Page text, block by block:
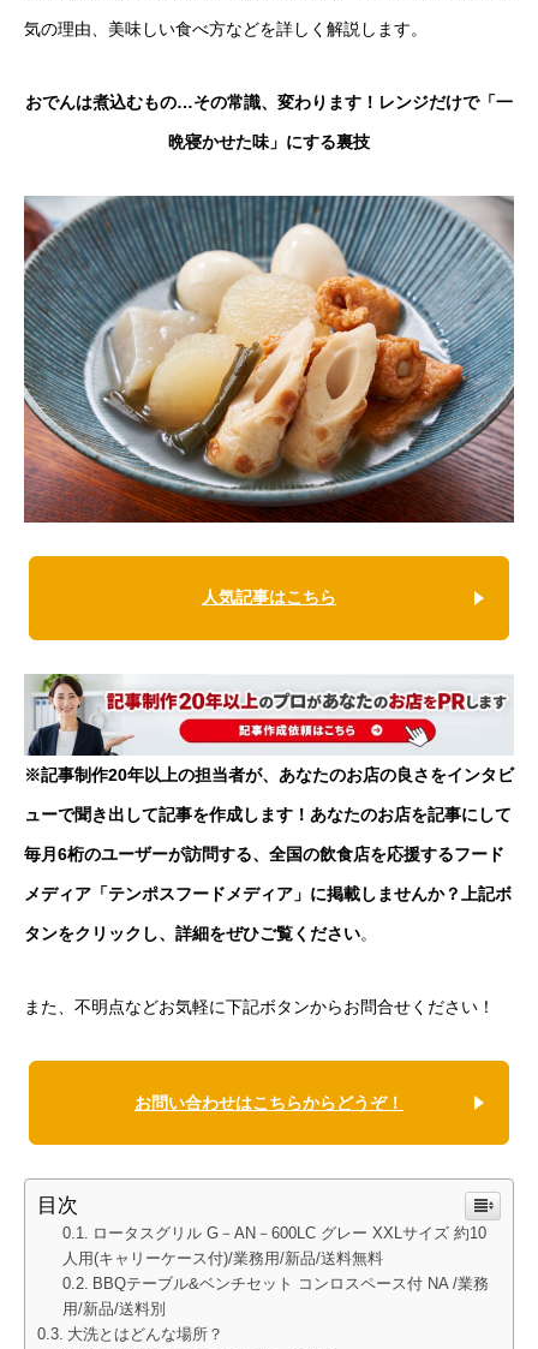
気の理由、美味しい食べ方などを詳しく解説します。
おでんは煮込むもの…その常識、変わります！レンジだけで「一
晩寝かせた味」にする裏技
人気記事はこちら
※記事制作20年以上の担当者が、あなたのお店の良さをインタビ
ューで聞き出して記事を作成します！あなたのお店を記事にして
毎月6桁のユーザーが訪問する、全国の飲食店を応援するフード
メディア「テンポスフードメディア」に掲載しませんか？上記ボ
タンをクリックし、詳細をぜひご覧ください。
また、不明点などお気軽に下記ボタンからお問合せください！
お問い合わせはこちらからどうぞ！
目次
ロータスグリル G－AN－600LC グレー XXLサイズ 約10
人用(キャリーケース付)/業務用/新品/送料無料
BBQテーブル&ベンチセット コンロスペース付 NA /業務
用/新品/送料別
大洗とはどんな場所？